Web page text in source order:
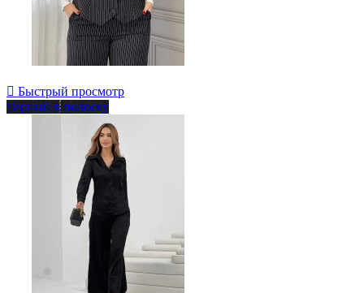
 Быстрый просмотр
Черный в полоску